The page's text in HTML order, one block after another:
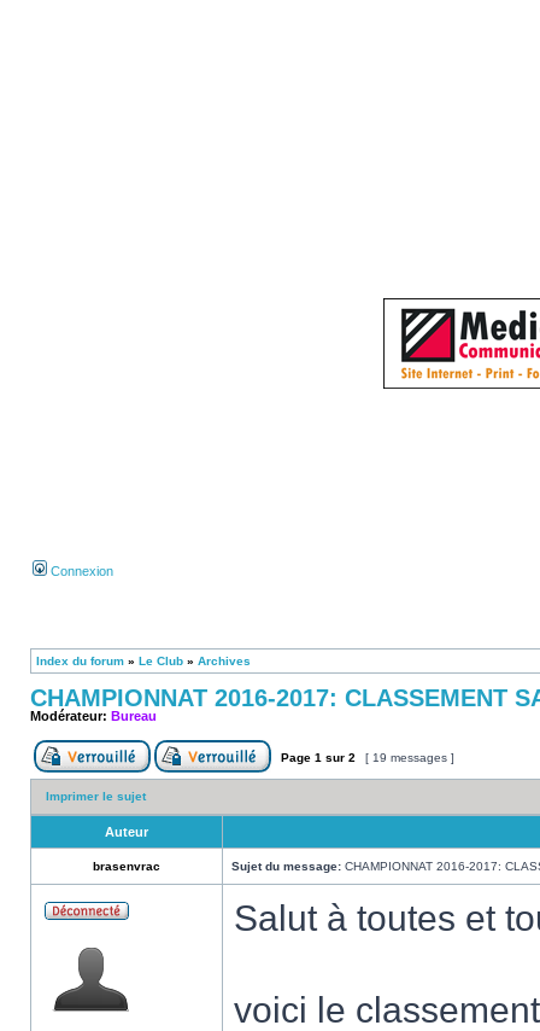
Connexion
Index du forum » Le Club » Archives
CHAMPIONNAT 2016-2017: CLASSEMENT
Modérateur: Bureau
Page 1 sur 2 [ 19 messages ]
Imprimer le sujet
Auteur
brasenvrac Sujet du message: CHAMPIONNAT 2016-2017:
Salut à toutes et
voici le